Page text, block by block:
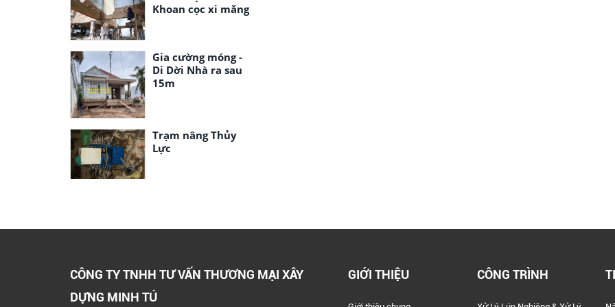
Khoan cọc xi măng
Gia cường móng -
Di Dời Nhà ra sau
15m
Trạm nâng Thủy
Lực
CÔNG TY TNHH TƯ VẤN THƯƠNG MẠI XÂY
DỰNG MINH TÚ
GIỚI THIỆU CÔNG TRÌNH